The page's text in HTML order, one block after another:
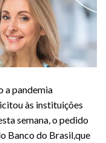
a pandemia
às instituições
semana, o pedido
Banco do Brasil,que